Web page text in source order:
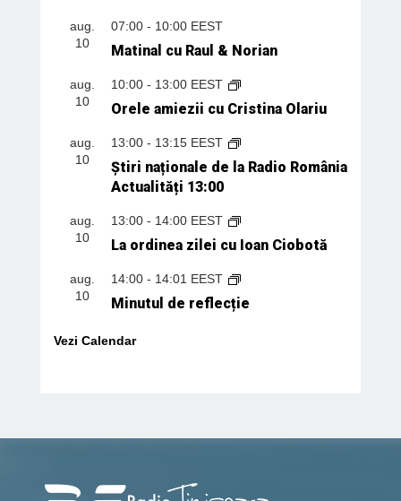
aug.
10
07:00- 10:00 EEST
Matinal cu Raul & Norian
aug.
10
10:00- 13:00 EEST
Orele amiezii cu Cristina Olariu
aug.
10
13:00- 13:15 EEST
Știri naționale de la Radio România
Actualități 13:00
aug.
10
13:00- 14:00 EEST
La ordinea zilei cu Ioan Ciobotă
aug.
10
14:00- 14:01 EEST
Minutul de reflecție
Vezi Calendar